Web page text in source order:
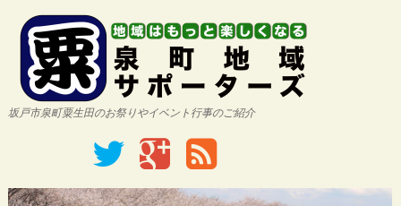
坂戸市泉町粟生田のお祭りやイベント行事のご紹介